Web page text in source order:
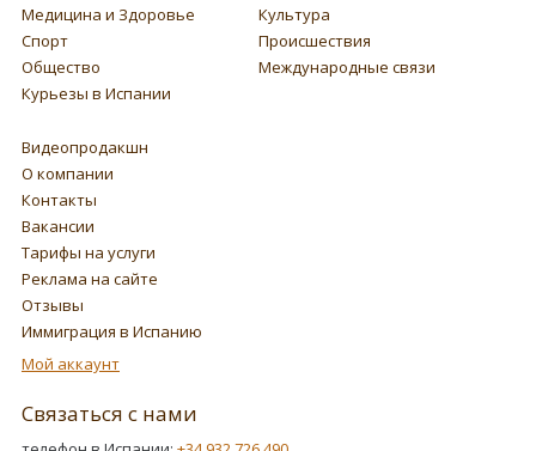
Медицина и Здоровье
Культура
Спорт
Происшествия
Общество
Международные связи
Курьезы в Испании
Видеопродакшн
О компании
Контакты
Вакансии
Тарифы на услуги
Реклама на сайте
Отзывы
Иммиграция в Испанию
Мой аккаунт
Связаться с нами